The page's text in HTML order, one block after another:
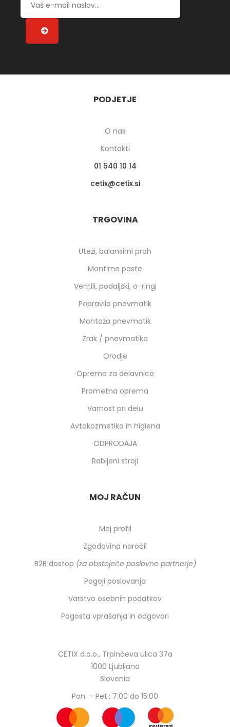
PODJETJE
O nas
Kontakti
01 540 10 14
cetix
cetix.si
TRGOVINA
Uteži, balansirni prah
Montirne paste
Ventili, podaljški, o-ringi
Popravilo pnevmatik
Montaža pnevmatik
Zrak / pnevmatika
Orodje
Oprema za delavnico
Prometna oprema
Varnost pri delu
Avtokozmetika in higiena
ODPRODAJA
Rabljeni stroji
MOJ RAČUN
Moj profil
Zgodovina naročil
B2B dostop (za obstoječe poslovne partnerje)
Pogoji poslovanja
Varstvo osebnih podatkov
Pogosta vprašanja in odgovori
CETIX d.o.o., Trpinčeva ulica 37a
1000 Ljubljana
Slovenia
Pon. – Pet.: 7:00 do 15:00